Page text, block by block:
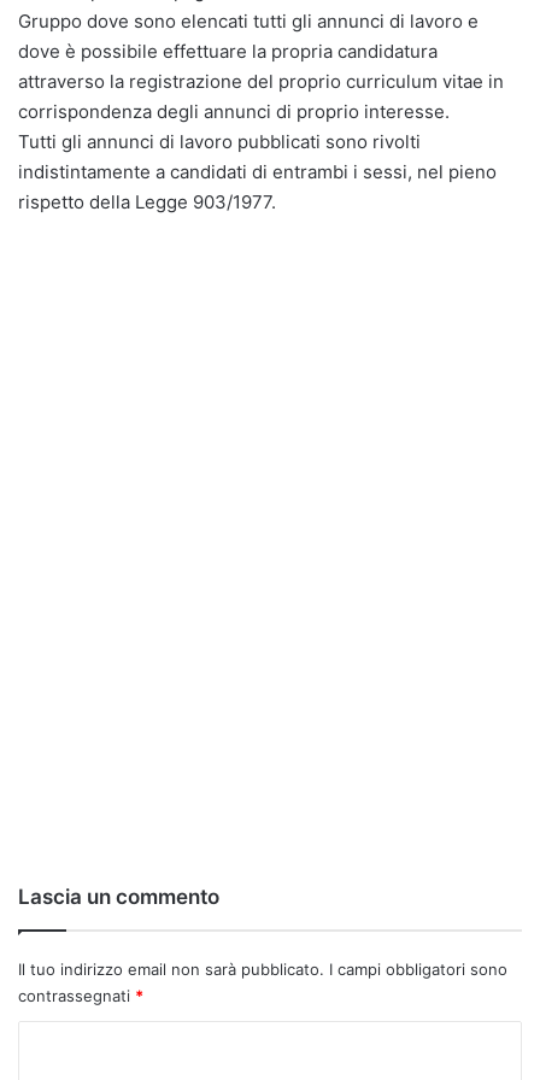
Gruppo dove sono elencati tutti gli annunci di lavoro e
dove è possibile effettuare la propria candidatura
attraverso la registrazione del proprio curriculum vitae in
corrispondenza degli annunci di proprio interesse.
Tutti gli annunci di lavoro pubblicati sono rivolti
indistintamente a candidati di entrambi i sessi, nel pieno
rispetto della Legge 903/1977.
Lascia un commento
Il tuo indirizzo email non sarà pubblicato. I campi obbligatori sono
contrassegnati *